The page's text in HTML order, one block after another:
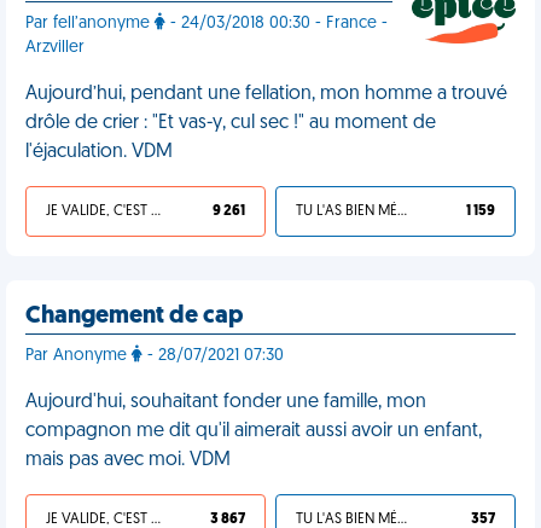
Par fell’anonyme
- 24/03/2018 00:30 - France -
Arzviller
Aujourd’hui, pendant une fellation, mon homme a trouvé
drôle de crier : "Et vas-y, cul sec !" au moment de
l'éjaculation. VDM
JE VALIDE, C'EST UNE VDM 9 261 TU L'AS BIEN MÉRITÉ 1 159
Changement de cap
Par Anonyme - 28/07/2021 07:30
Aujourd'hui, souhaitant fonder une famille, mon
compagnon me dit qu'il aimerait aussi avoir un enfant,
mais pas avec moi. VDM
JE VALIDE, C'EST UNE VDM 3 867 TU L'AS BIEN MÉRITÉ 357